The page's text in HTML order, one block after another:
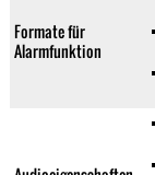
Formate für
Alarmfunktion